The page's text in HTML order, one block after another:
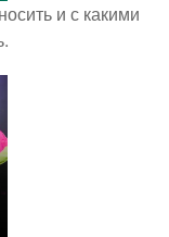
и с какими